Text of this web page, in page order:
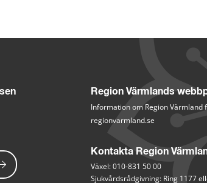
Region Värmlands
Information om Region Värmland
regionvarmland.se
Kontakta Region
Växel: 010-831 50 00
Sjukvårdsrådgivning: Ring 1177